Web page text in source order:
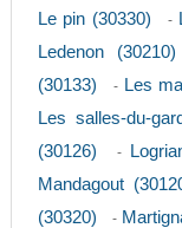
Le pin (30330) -
Ledenon (30210)
(30133)
- Les
Les salles-du-
(30126)
-
Mandagout
(30320)
-